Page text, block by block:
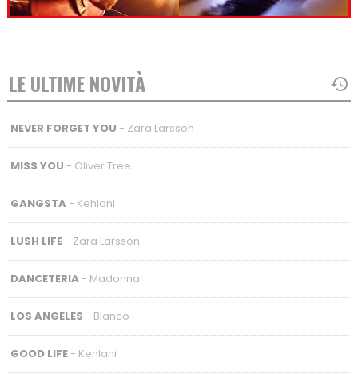
LE ULTIME NOVITÀ
NEVER FORGET YOU - Zara Larsson
MISS YOU - Oliver Tree
GANGSTA - Kehlani
LUSH LIFE- Zara Larsson
DANCETERIA - Madonna
LOS ANGELES - Blanco
GOOD LIFE- Kehlani